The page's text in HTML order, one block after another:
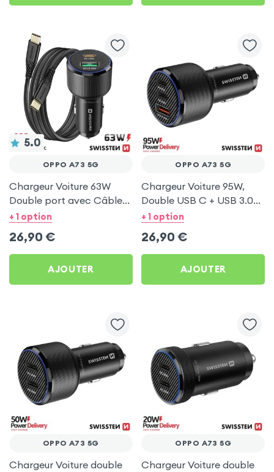
5.0
OPPO A73 5G
Chargeur Voiture 63W
Double port avec Câble
USB C 1m pour Oppo A73
+ 1 option
26,90 €
AJOUTER
OPPO A73 5G
Chargeur Voiture 95W,
Double USB C + USB 3.0
pour Oppo A73 5G
+ 1 option
26,90 €
AJOUTER
OPPO A73 5G
Chargeur Voiture double
OPPO A73 5G
Chargeur Voiture double